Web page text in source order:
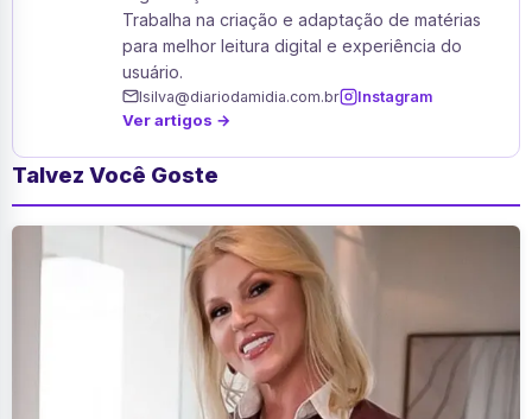
Trabalha na criação e adaptação de matérias
para melhor leitura digital e experiência do
usuário.
lsilva@diariodamidia.com.br Instagram
Ver artigos →
Talvez Você Goste